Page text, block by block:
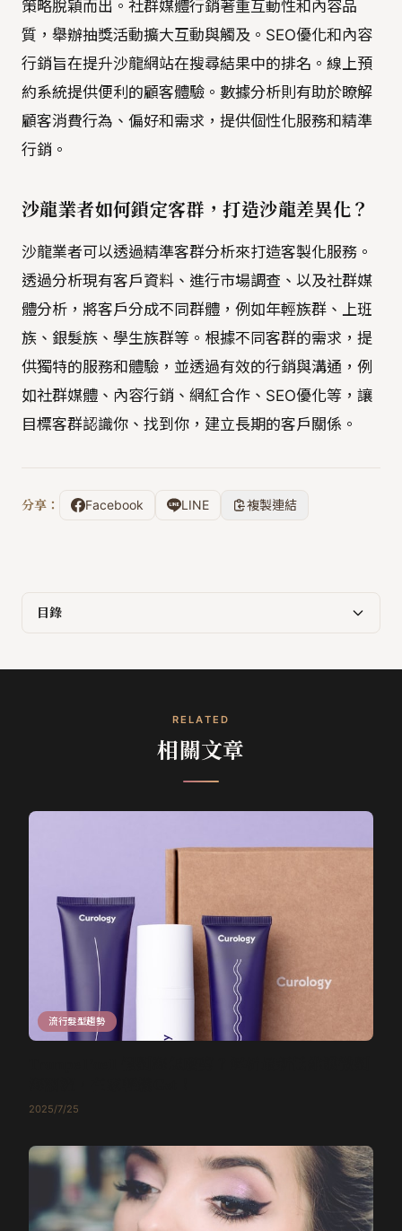
策略脫穎而出。社群媒體行銷著重互動性和內容品
質，舉辦抽獎活動擴大互動與觸及。SEO優化和內容
行銷旨在提升沙龍網站在搜尋結果中的排名。線上預
約系統提供便利的顧客體驗。數據分析則有助於瞭解
顧客消費行為、偏好和需求，提供個性化服務和精準
行銷。
沙龍業者如何鎖定客群，打造沙龍差異化？
沙龍業者可以透過精準客群分析來打造客製化服務。
透過分析現有客戶資料、進行市場調查、以及社群媒
體分析，將客戶分成不同群體，例如年輕族群、上班
族、銀髮族、學生族群等。根據不同客群的需求，提
供獨特的服務和體驗，並透過有效的行銷與溝通，例
如社群媒體、內容行銷、網紅合作、SEO優化等，讓
目標客群認識你、找到你，建立長期的客戶關係。
分享： Facebook LINE 複製連結
目錄
RELATED
相關文章
流行髮型趨勢
2025/7/25